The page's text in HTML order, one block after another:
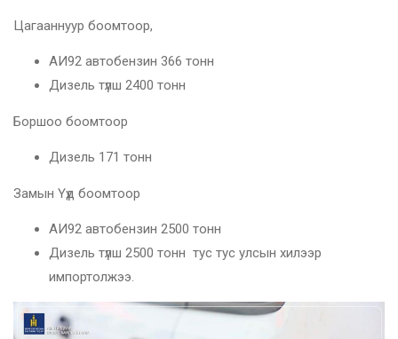
Цагааннуур боомтоор,
АИ92 автобензин 366 тонн
Дизель түлш 2400 тонн
Боршоо боомтоор
Дизель 171 тонн
Замын Үүд боомтоор
АИ92 автобензин 2500 тонн
Дизель түлш 2500 тонн тус тус улсын хилээр
импортолжээ.